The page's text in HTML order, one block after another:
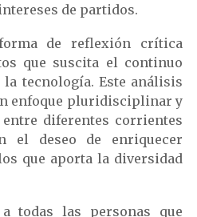
de partidos.
de reflexión crítica
que suscita el continuo
tecnología. Este análisis
enfoque pluridisciplinar y
diferentes corrientes
el deseo de enriquecer
que aporta la diversidad
a todas las personas que